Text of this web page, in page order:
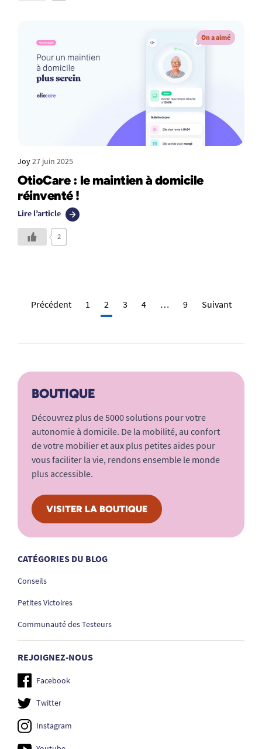
On a aimé
Joy27 juin 2025
OtioCare : le maintien à domicile
réinventé !
Lire l’article
2
Précédent 1 2 3 4 … 9 Suivant
BOUTIQUE
Découvrez plus de 5000 solutions pour votre
autonomie à domicile. De la mobilité, au confort
de votre mobilier et aux plus petites aides pour
vous faciliter la vie, rendons ensemble le monde
plus accessible.
VISITER LA BOUTIQUE
CATÉGORIES DU BLOG
Conseils
Petites Victoires
Communauté des Testeurs
REJOIGNEZ-NOUS
Facebook
Twitter
Instagram